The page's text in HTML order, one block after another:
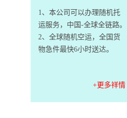
1、本公司可以办理随机托
运服务，中国-全球全链路。
2、全球随机空运，全国货
物急件最快6小时送达。
+更多祥情